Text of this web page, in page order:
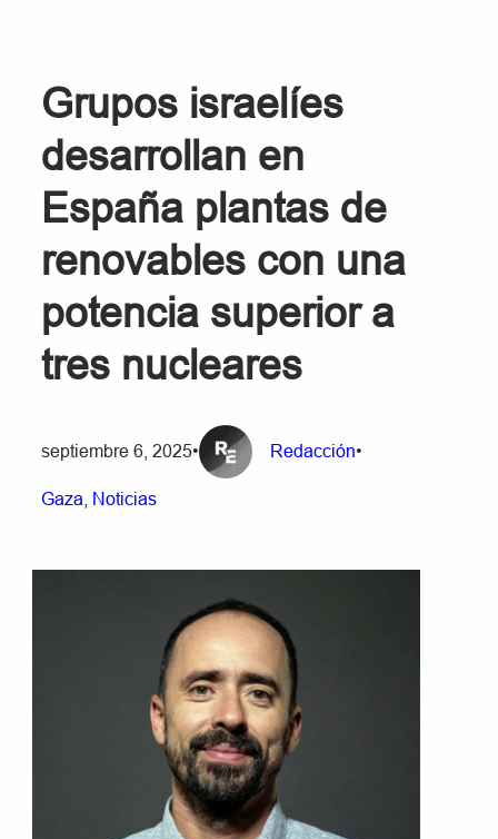
Grupos israelíes
desarrollan en
España plantas de
renovables con una
potencia superior a
tres nucleares
septiembre 6, 2025• Redacción•
Gaza Noticias